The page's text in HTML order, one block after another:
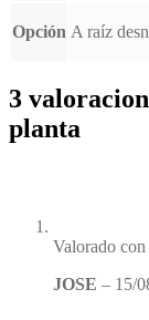
Opción A raíz
3
planta
Valorado con
JOSE – 15/